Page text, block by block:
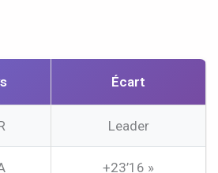
Écart
Leader
+23’16 »